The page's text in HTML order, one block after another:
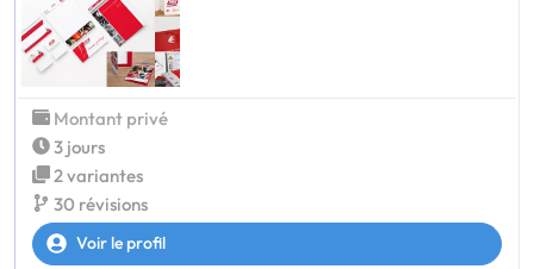
Montant privé
3 jours
2 variantes
30 révisions
Voir le profil